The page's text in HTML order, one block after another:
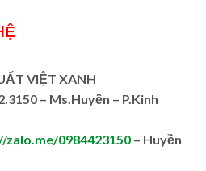
VIỆT XANH
– Ms.Huyền – P.Kinh
zalo.me/0984423150 – Huyền